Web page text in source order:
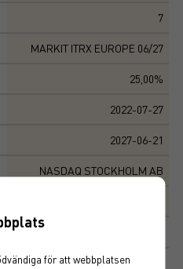
7
MARKIT ITRX EUROPE 06/27
25,00%
2022-07-27
2027-06-21
NASDAQ STOCKHOLM AB
för att webbplatsen